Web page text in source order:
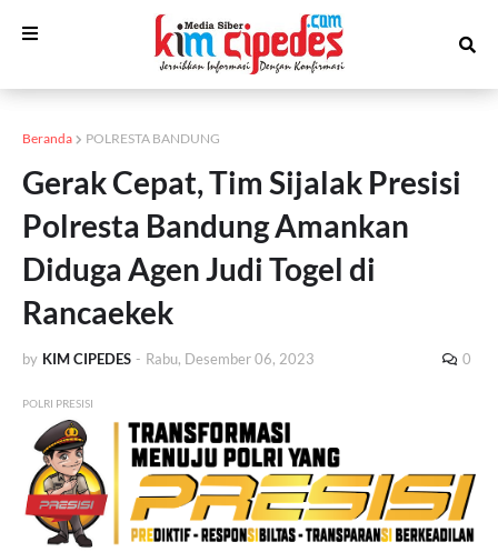
Beranda POLRESTA BANDUNG
Gerak Cepat, Tim Sijalak Presisi
Polresta Bandung Amankan
Diduga Agen Judi Togel di
Rancaekek
by KIM CIPEDES - Rabu, Desember 06, 2023 0
POLRI PRESISI